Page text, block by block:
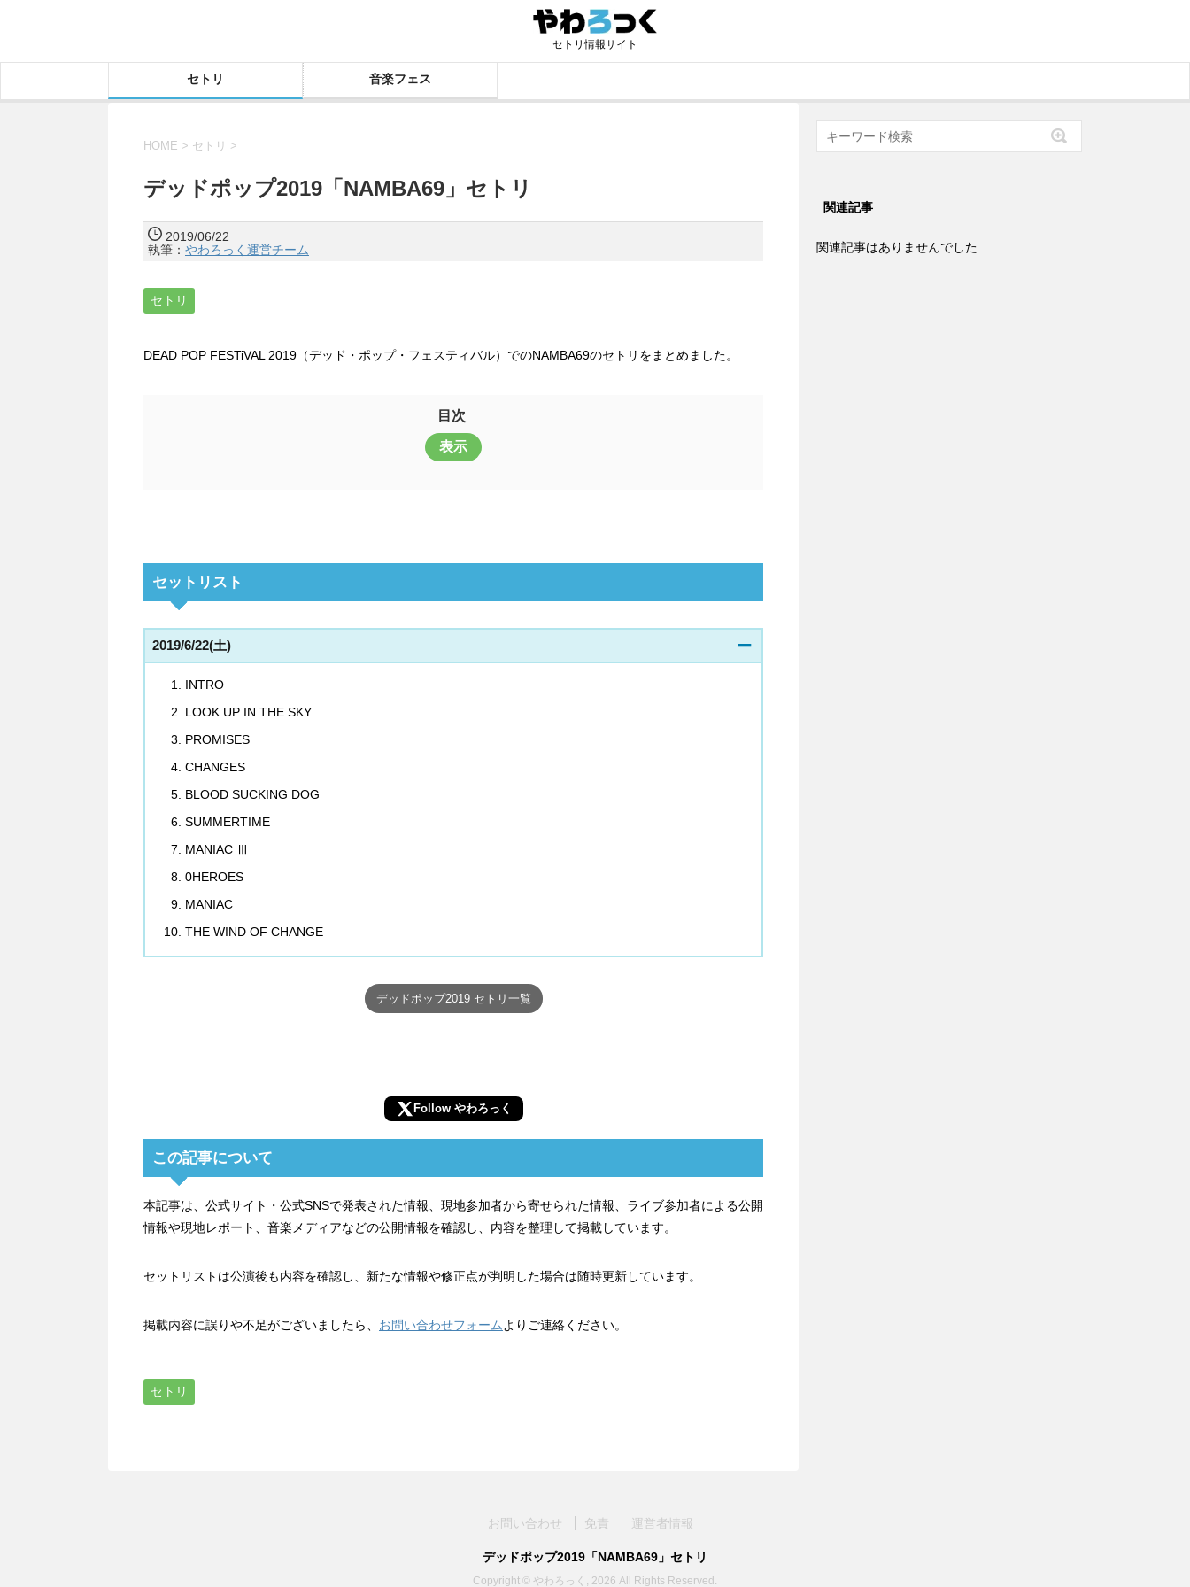
セトリ情報サイト
セトリ 音楽フェス
HOME > セトリ >
デッドポップ2019「NAMBA69」セトリ
2019/06/22
執筆： やわろっく運営チーム
セトリ
DEAD POP FESTiVAL 2019（デッド・ポップ・フェスティバル）でのNAMBA69のセトリをまとめました。
目次
表示
セットリスト
2019/6/22(土)
INTRO
LOOK UP IN THE SKY
PROMISES
CHANGES
BLOOD SUCKING DOG
SUMMERTIME
MANIAC Ⅲ
0HEROES
MANIAC
THE WIND OF CHANGE
デッドポップ2019 セトリ一覧
Follow やわろっく
この記事について
本記事は、公式サイト・公式SNSで発表された情報、現地参加者から寄せられた情報、ライブ参加者による公開
情報や現地レポート、音楽メディアなどの公開情報を確認し、内容を整理して掲載しています。
セットリストは公演後も内容を確認し、新たな情報や修正点が判明した場合は随時更新しています。
掲載内容に誤りや不足がございましたら、 お問い合わせフォーム よりご連絡ください。
セトリ
関連記事
関連記事はありませんでした
お問い合わせ 免責 運営者情報
デッドポップ2019「NAMBA69」セトリ
Copyright © やわろっく, 2026 All Rights Reserved.